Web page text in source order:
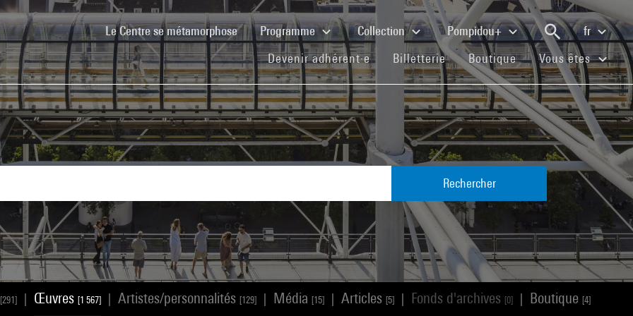
Le Centre se métamorphose(current)Programme Collection Pompidou+
fr
Devenir adhérent·e(current)Billetterie(current)Boutique(current)Vous êtes
Rechercher
[291] Œuvres [1 567] Artistes/personnalités [129] Média [15] Articles [5] Fonds d'archives [0] Boutique [4]